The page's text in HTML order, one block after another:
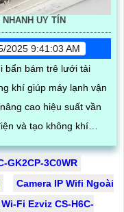
UY TÍN
2025 9:41:03 AM
bẩn bám trê lưới tải
khí giúp máy lạnh vận
cao hiệu suất vần
và tạo không khí
GK2CP-3C0WR
Camera IP Wifi Ngoài
Fi Ezviz CS-H6C-